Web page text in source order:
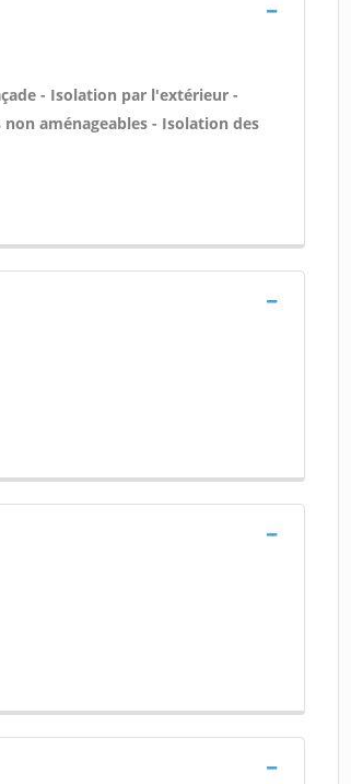
- Isolation par l'extérieur -
aménageables - Isolation des